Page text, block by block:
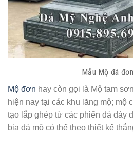
Mẫu Mộ đá
Mộ đơn hay còn gọi là Mộ tam
hiện nay tại các khu lăng mộ; mộ
tạo lắp ghép từ các phiến đá dày
bia đá mộ có thể theo thiết kế